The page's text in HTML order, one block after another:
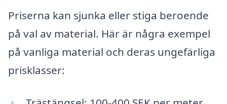
Priserna kan sjunka eller stiga beroende
på val av material. Här är några exempel
på vanliga material och deras ungefärliga
prisklasser: